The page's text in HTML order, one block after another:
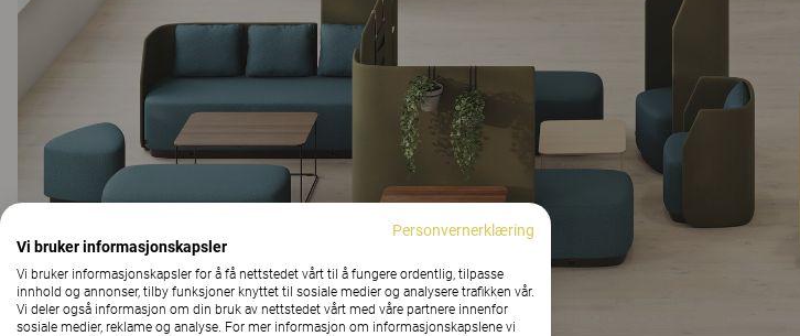
Personvernerklæring
Vi bruker informasjonskapsler
Vi bruker informasjonskapsler for å få nettstedet vårt til å fungere ordentlig, tilpasse
innhold og annonser, tilby funksjoner knyttet til sosiale medier og analysere trafikken vår.
Vi deler også informasjon om din bruk av nettstedet vårt med våre partnere innenfor
sosiale medier, reklame og analyse. For mer informasjon om informasjonskapslene vi